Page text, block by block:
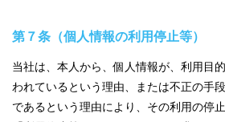
第７条（個人情報の利用停止等）
当社は、本人から、個人情報が、利用目
われているという理由、または不正の手
であるという理由により、その利用の停